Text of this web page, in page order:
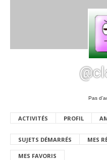
Pas
ACTIVITÉS PROFIL
SUJETS DÉMARRÉS MES
MES FAVORIS